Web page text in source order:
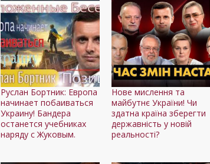
Руслан Бортник: Европа
начинает побаиваться
Украину! Бандера
останется учебниках
наряду с Жуковым.
Нове мислення та
майбутнє України! Чи
здатна країна зберегти
державність у новій
реальності?